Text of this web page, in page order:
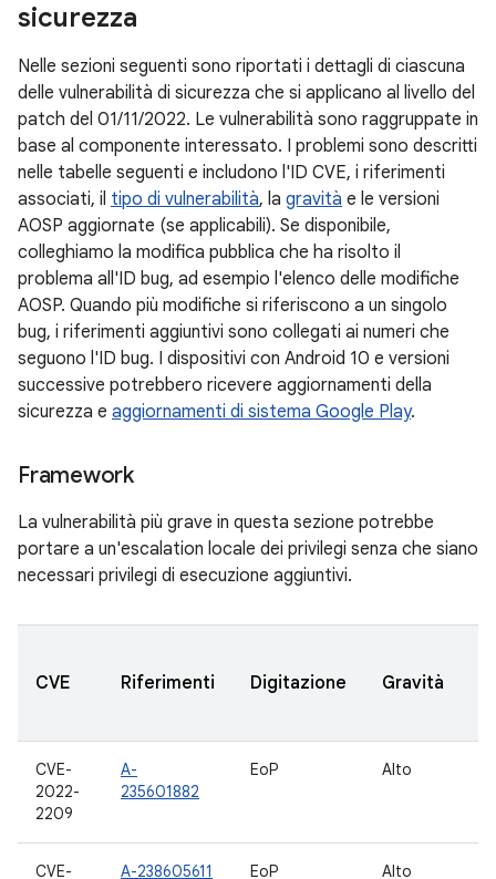
sicurezza
Nelle sezioni seguenti sono riportati i dettagli di ciascuna
delle vulnerabilità di sicurezza che si applicano al livello del
patch del 01/11/2022. Le vulnerabilità sono raggruppate in
base al componente interessato. I problemi sono descritti
nelle tabelle seguenti e includono l'ID CVE, i riferimenti
associati, il tipo di vulnerabilità, la gravità e le versioni
AOSP aggiornate (se applicabili). Se disponibile,
colleghiamo la modifica pubblica che ha risolto il
problema all'ID bug, ad esempio l'elenco delle modifiche
AOSP. Quando più modifiche si riferiscono a un singolo
bug, i riferimenti aggiuntivi sono collegati ai numeri che
seguono l'ID bug. I dispositivi con Android 10 e versioni
successive potrebbero ricevere aggiornamenti della
sicurezza e aggiornamenti di sistema Google Play.
Framework
La vulnerabilità più grave in questa sezione potrebbe
portare a un'escalation locale dei privilegi senza che siano
necessari privilegi di esecuzione aggiuntivi.
CVE Riferimenti Digitazione Gravità
CVE-
2022-
2209
A-
235601882
EoP Alto
CVE- A-238605611 EoP Alto